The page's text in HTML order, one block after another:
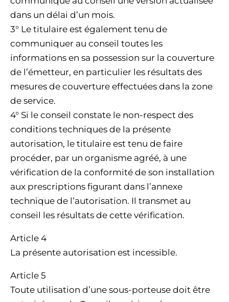
dans un délai d’un mois.
3° Le titulaire est également tenu de
communiquer au conseil toutes les
informations en sa possession sur la couverture
de l’émetteur, en particulier les résultats des
mesures de couverture effectuées dans la zone
de service.
4° Si le conseil constate le non-respect des
conditions techniques de la présente
autorisation, le titulaire est tenu de faire
procéder, par un organisme agréé, à une
vérification de la conformité de son installation
aux prescriptions figurant dans l’annexe
technique de l’autorisation. Il transmet au
conseil les résultats de cette vérification.
Article 4
La présente autorisation est incessible.
Article 5
Toute utilisation d’une sous-porteuse doit être